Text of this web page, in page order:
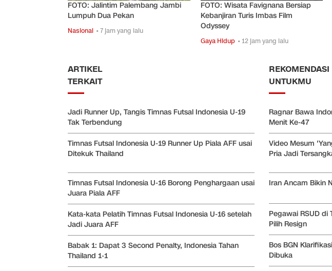
FOTO: Jalintim Palembang Jambi
Lumpuh Dua Pekan
Nasional • 7 jam yang lalu
FOTO: Wisata Favignana Bersiap
Kebanjiran Turis Imbas Film
Odyssey
Gaya Hidup • 12 jam yang lalu
ARTIKEL
TERKAIT
Jadi Runner Up, Tangis Timnas Futsal Indonesia U-19
Tak Terbendung
Timnas Futsal Indonesia U-19 Runner Up Piala AFF usai
Ditekuk Thailand
Timnas Futsal Indonesia U-16 Borong Penghargaan usai
Juara Piala AFF
Kata-kata Pelatih Timnas Futsal Indonesia U-16 setelah
Jadi Juara AFF
Babak 1: Dapat 3 Second Penalty, Indonesia Tahan
Thailand 1-1
REKOMENDASI
UNTUKMU
Ragnar Bawa
Menit Ke-47
Video Mesum
Pria Jadi
Iran Ancam Bikin
Pegawai RSUD di
Pilih Resign
Bos BGN
Dibuka